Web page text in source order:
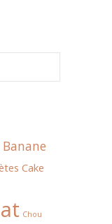
Banane
Cake
Chou